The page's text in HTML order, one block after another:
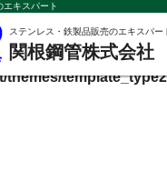
variable
themes/
エキスパート
ステンレス・鉄製品販売のエキスパー
関根鋼管株式会社